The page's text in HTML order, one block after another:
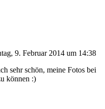
9. Februar 2014 um 14:38
sehr schön, meine Fotos bei
können :)